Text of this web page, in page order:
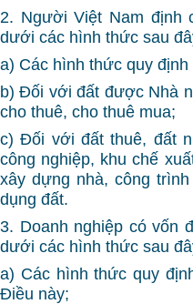
2. Người Việt Nam định
dưới các hình thức sau
a) Các hình thức quy
b) Đối với đất được Nhà
cho thuê, cho thuê mua;
c) Đối với đất thuê, đất
công nghiệp, khu chế
xây dựng nhà, công
dụng đất.
3. Doanh nghiệp có vốn
dưới các hình thức sau
a) Các hình thức quy
Điều này;